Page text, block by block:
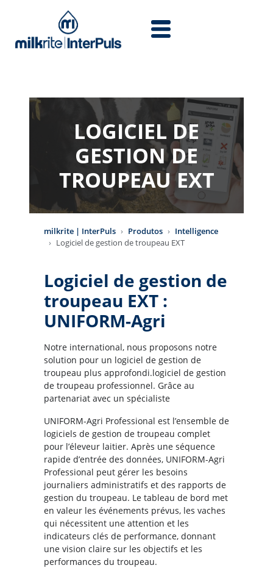
LOGICIEL DE
GESTION DE
TROUPEAU EXT
milkrite | InterPuls Produtos
Intelligence
Logiciel de gestion de troupeau EXT
Logiciel de gestion de
troupeau EXT :
UNIFORM-Agri
Notre international, nous proposons notre
solution pour un logiciel de gestion de
troupeau plus approfondi.logiciel de gestion
de troupeau professionnel. Grâce au
partenariat avec un spécialiste
UNIFORM-Agri Professional est l’ensemble de
logiciels de gestion de troupeau complet
pour l’éleveur laitier. Après une séquence
rapide d’entrée des données, UNIFORM-Agri
Professional peut gérer les besoins
journaliers administratifs et des rapports de
gestion du troupeau. Le tableau de bord met
en valeur les événements prévus, les vaches
qui nécessitent une attention et les
indicateurs clés de performance, donnant
une vision claire sur les objectifs et les
performances du troupeau.